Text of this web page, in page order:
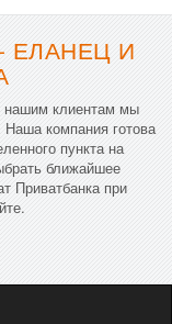
ЕЛАНЕЦ И
нашим клиентам мы
компания готова
пункта на
ближайшее
Приватбанка при